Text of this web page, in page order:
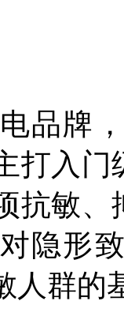
品牌
打入
抗敏
隐形
人群的